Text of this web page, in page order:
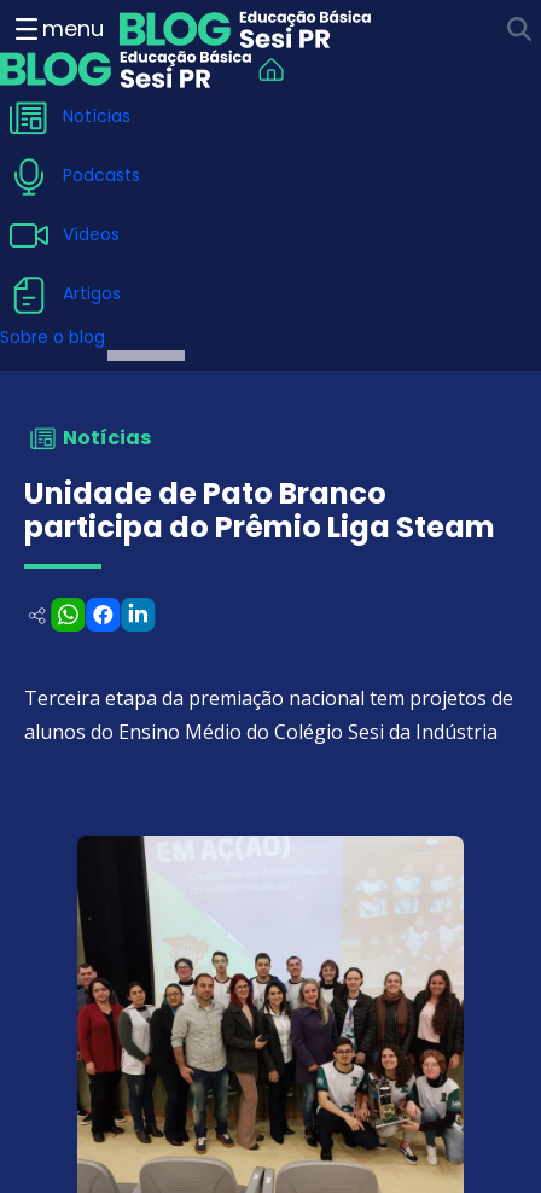
Unidade de Pato Branco
menu
Notícias
Podcasts
Vídeos
Artigos
Sobre o blog
Notícias
Unidade de Pato Branco
participa do Prêmio Liga Steam
Terceira etapa da premiação nacional tem projetos de
alunos do Ensino Médio do Colégio Sesi da Indústria